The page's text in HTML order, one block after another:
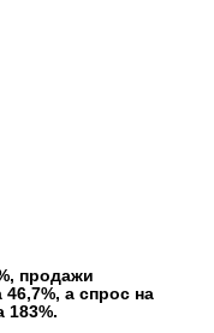
продажи
а спрос на
183%.